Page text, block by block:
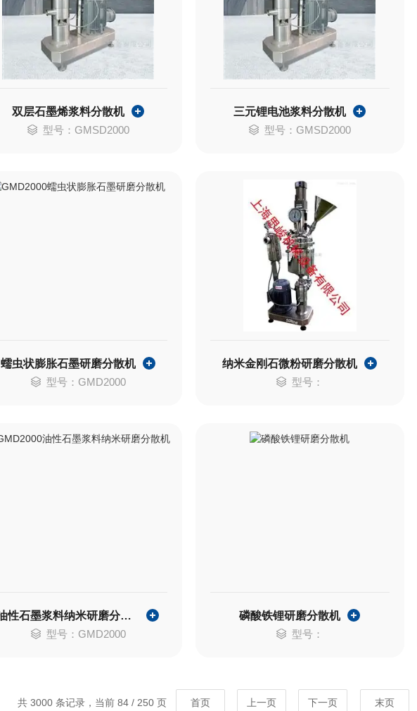
双层石墨烯浆料分散机
型号：GMSD2000
三元锂电池浆料分散机
型号：GMSD2000
蠕虫状膨胀石墨研磨分散机
型号：GMD2000
纳米金刚石微粉研磨分散机
型号：
油性石墨浆料纳米研磨分散机
型号：GMD2000
磷酸铁锂研磨分散机
型号：
共 3000 条记录，当前 84 / 250 页 首页 上一页 下一页 末页